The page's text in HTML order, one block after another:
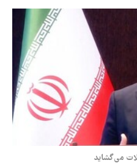
می‌گشاید